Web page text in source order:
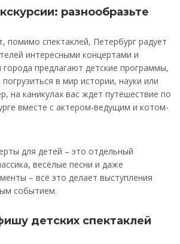
разнообразьте
спектаклей, Петербург радует
интересными концертами и
города предлагают детские программы,
в мир истории, науки или
на каникулах вас ждет путешествие по
вместе с актером-ведущим и котом-
для детей – это отдельный
весёлые песни и даже
– всё это делает выступления
событием.
детских спектаклей